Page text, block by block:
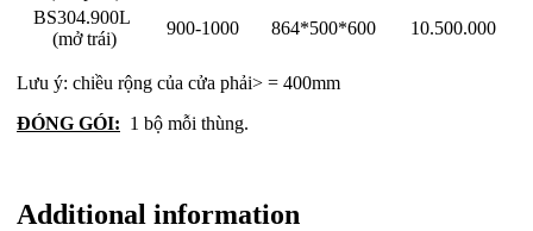
BS304.900L
(mở trái)
900-1000 864*500*600 10.500.000
Lưu ý: chiều rộng của cửa phải> = 400mm
ĐÓNG GÓI: 1 bộ mỗi thùng.
Additional information